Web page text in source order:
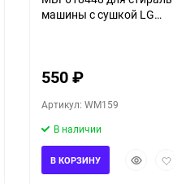
машины с сушкой LG
550₽
Артикул: WM159
В наличии
Быстрый
В КОРЗИНУ